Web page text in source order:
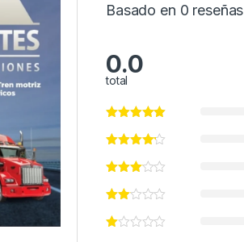
Basado en 0 reseñas
0.0
total